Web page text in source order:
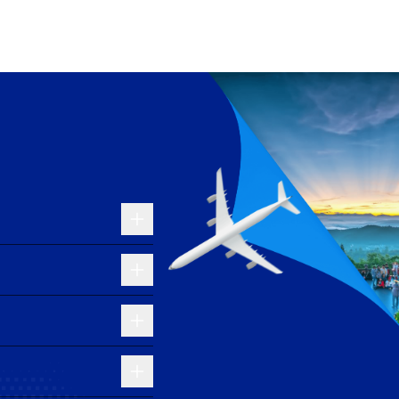
tại Hà Nội/Tokyo.
đến Washington, thường kết hợp với các hãng
tốt.
quá cảnh. Trung bình, giá vé dao động từ